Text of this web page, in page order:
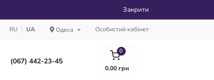
Закрити
RU UA Одеса Особистий кабінет
(067) 442-23-45
0
0.00 грн